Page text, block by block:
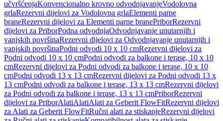
učvršćenjaKonvencionalno krovno odvodnjavanjeVodolovna
grlaRezervni dijelovi za Vodolovna grlaElementi parne
braneRezervni dijelovi za Elementi parne branePriborRezervni
dijelovi za PriborPodna odvodnjaOdvodnjavanje unutarnjih i
vanjskih površinaRezervni dijelovi za Odvodnjavanje unutarnjih i
vanjskih površinaPodni odvodi 10 x 10 cmRezervni dijelovi za
Podni odvodi 10 x 10 cmPodni odvodi za balkone i terase, 10 x 10
cmRezervni dijelovi za Podni odvodi za balkone i terase, 10 x 10
cmPodni odvodi 13 x 13 cmRezervni dijelovi za Podni odvodi 13 x
13 cmPodni odvodi za balkone i terase, 13 x 13 cmRezervni dijelovi
za Podni odvodi za balkone i terase, 13 x 13 cmPriborRezervni
dijelovi za PriborAlatiAlatiAlati za Geberit FlowFitRezervni dijelovi
za Alati za Geberit FlowFitRučni alati za stiskanjeRezervni dijelovi